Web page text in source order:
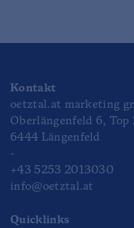
Kontakt
oetztal.at marketing
Oberlängenfeld 6, Top
6444 Längenfeld
-
+43 5253 2013030
info@oetztal.at
Quicklinks